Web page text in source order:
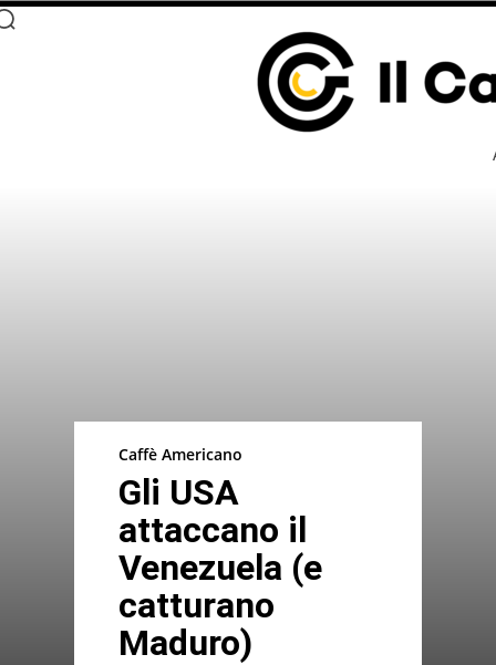
Caffè Americano
Gli USA
attaccano il
Venezuela (e
catturano
Maduro)